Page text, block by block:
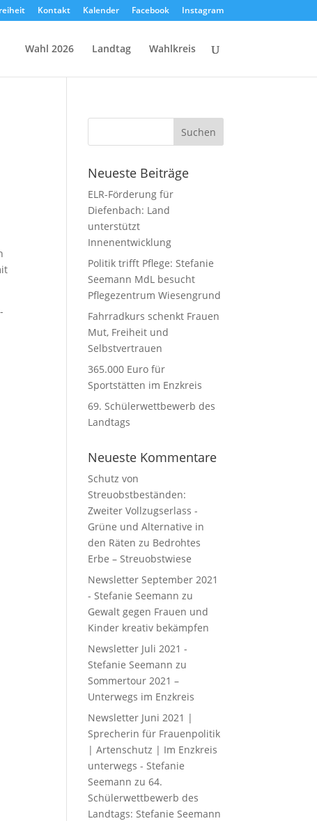
Kontakt Kalender Facebook Instagram
Wahl 2026 Landtag Wahlkreis
Neueste Beiträge
ELR-Förderung für
Diefenbach: Land
unterstützt
Innenentwicklung
Politik trifft Pflege: Stefanie
Seemann MdL besucht
Pflegezentrum Wiesengrund
Fahrradkurs schenkt Frauen
Mut, Freiheit und
Selbstvertrauen
365.000 Euro für
Sportstätten im Enzkreis
69. Schülerwettbewerb des
Landtags
Neueste Kommentare
Schutz von
Streuobstbeständen:
Zweiter Vollzugserlass -
Grüne und Alternative in
den Räten zu Bedrohtes
Erbe – Streuobstwiese
Newsletter September 2021
- Stefanie Seemann zu
Gewalt gegen Frauen und
Kinder kreativ bekämpfen
Newsletter Juli 2021 -
Stefanie Seemann zu
Sommertour 2021 –
Unterwegs im Enzkreis
Newsletter Juni 2021 |
Sprecherin für Frauenpolitik
| Artenschutz | Im Enzkreis
unterwegs - Stefanie
Seemann zu64.
Schülerwettbewerb des
Landtags: Stefanie Seemann